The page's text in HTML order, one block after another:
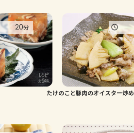
20分
たけのこと豚肉のオイスター炒め